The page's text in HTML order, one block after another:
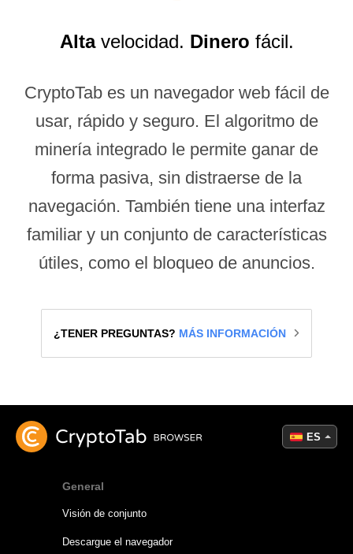
Altavelocidad. Dinero fácil.
CryptoTab es un navegador web fácil de
usar, rápido y seguro. El algoritmo de
minería integrado le permite ganar de
forma pasiva, sin distraerse de la
navegación. También tiene una interfaz
familiar y un conjunto de características
útiles, como el bloqueo de anuncios.
¿TENER PREGUNTAS? MÁS INFORMACIÓN
General
Visión de conjunto
Descargue el navegador
ES